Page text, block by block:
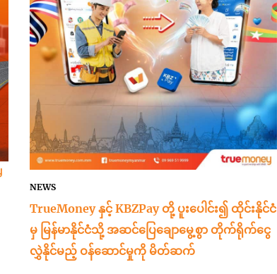
NEWS
TrueMoney နှင့် KBZPay တို့ ပူးပေါင်း၍ ထိုင်းနိုင်ငံ
မှ မြန်မာနိုင်ငံသို့ အဆင်ပြေချောမွေ့စွာ တိုက်ရိုက်ငွေ
လွှဲနိုင်မည့် ဝန်ဆောင်မှုကို မိတ်ဆက်